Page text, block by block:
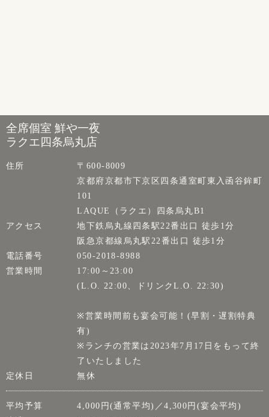
全席個室 鮮や一夜
ラクエ四条烏丸店
住所
〒600-8009
京都府京都市下京区四条通室町東入函谷鉾町
101
LAQUE（ラクエ）四条烏丸B1
アクセス
地下鉄烏丸線四条駅22番出口 徒歩1分
阪急京都線烏丸駅22番出口 徒歩1分
電話番号
050-2018-8988
営業時間
17:00～23:00
(L.O. 22:00、ドリンクL.O. 22:30)
※営業時間前も宴会可能！(早割・遅割特典
有)
※ランチの営業は2023年7月17日をもって終
了いたしました
定休日
無休
平均予算
4,000円(通常平均)／4,300円(宴会平均)